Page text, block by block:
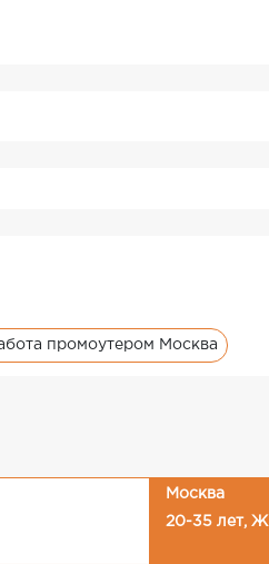
промоутером Москва
Москва
20-35 лет, Ж